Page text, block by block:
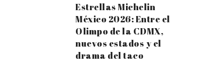
Estrellas Michelin
México 2026: Entre el
Olimpo de la CDMX,
nuevos estados y el
drama del taco